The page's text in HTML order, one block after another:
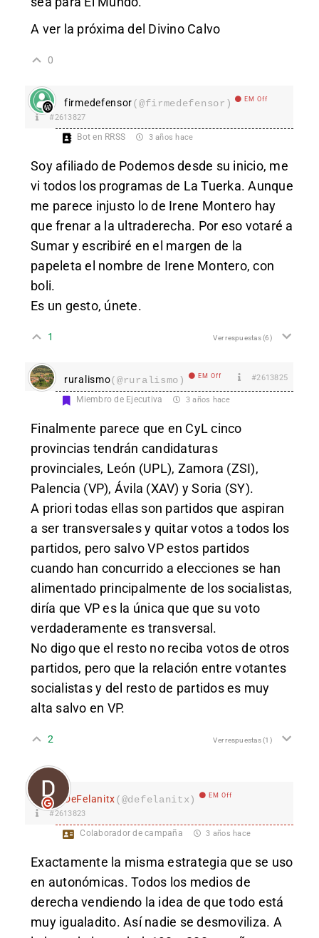
A ver la próxima del Divino Calvo
0
firmedefensor(@firmedefensor) EM Off
#2613827
Bot en RRSS 3 años hace
Soy afiliado de Podemos desde su inicio, me
vi todos los programas de La Tuerka. Aunque
me parece injusto lo de Irene Montero hay
que frenar a la ultraderecha. Por eso votaré a
Sumar y escribiré en el margen de la
papeleta el nombre de Irene Montero, con
boli.
Es un gesto, únete.
1 Ver respuestas(6)
ruralismo(@ruralismo) EM Off #2613825
Miembro de Ejecutiva 3 años hace
Finalmente parece que en CyL cinco
provincias tendrán candidaturas
provinciales, León (UPL), Zamora (ZSI),
Palencia (VP), Ávila (XAV) y Soria (SY).
A priori todas ellas son partidos que aspiran
a ser transversales y quitar votos a todos los
partidos, pero salvo VP estos partidos
cuando han concurrido a elecciones se han
alimentado principalmente de los socialistas,
diría que VP es la única que que su voto
verdaderamente es transversal.
No digo que el resto no reciba votos de otros
partidos, pero que la relación entre votantes
socialistas y del resto de partidos es muy
alta salvo en VP.
2 Ver respuestas(1)
DeFelanitx(@defelanitx) EM Off
#2613823
Colaborador de campaña 3 años hace
Exactamente la misma estrategia que se uso
en autonómicas. Todos los medios de
derecha vendiendo la idea de que todo está
muy igualadito. Así nadie se desmoviliza. A